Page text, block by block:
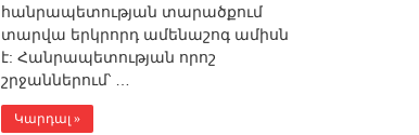
հանրապետության տարածքում
տարվա երկրորդ ամենաշոգ ամիսն
է: Հանրապետության որոշ
շրջաններում՝ …
Կարդալ »